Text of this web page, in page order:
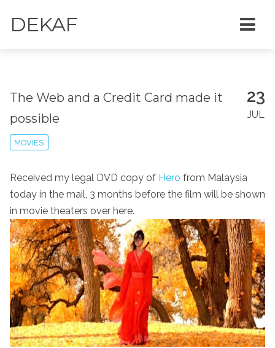
DEKAF
23
JUL
The Web and a Credit Card made it
possible
MOVIES
Received my legal DVD copy of Hero from Malaysia
today in the mail, 3 months before the film will be shown
in movie theaters over here.